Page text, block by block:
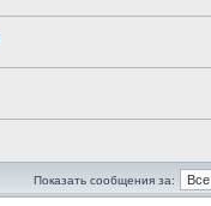
Показать сообщения за: